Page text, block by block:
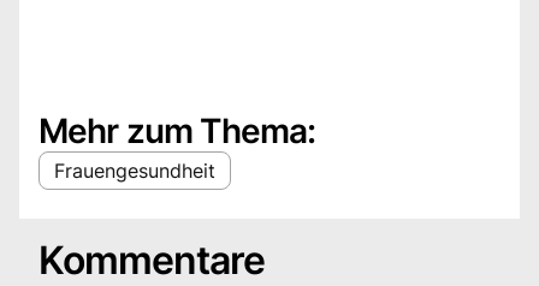
Mehr zum Thema:
Frauengesundheit
Kommentare